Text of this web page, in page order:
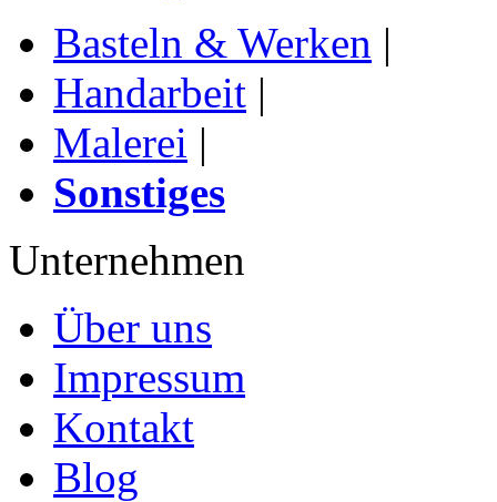
Basteln & Werken |
Handarbeit |
Malerei |
Sonstiges
Unternehmen
Über uns
Impressum
Kontakt
Blog